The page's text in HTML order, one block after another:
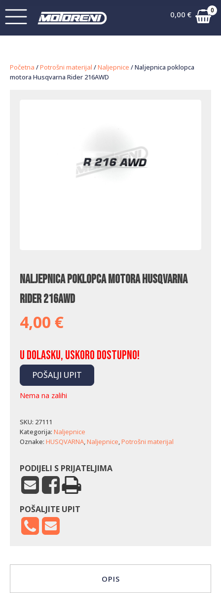
0,00 € 0
Početna /Potrošni materijal /Naljepnice / Naljepnica poklopca
motora Husqvarna Rider 216AWD
Naljepnica poklopca motora Husqvarna
Rider 216AWD
4,00 €
U dolasku, uskoro dostupno!
POŠALJI UPIT
Nema na zalihi
SKU: 27111
Kategorija: Naljepnice
Oznake: HUSQVARNA,Naljepnice,Potrošni materijal
PODIJELI S PRIJATELJIMA
POŠALJITE UPIT
OPIS